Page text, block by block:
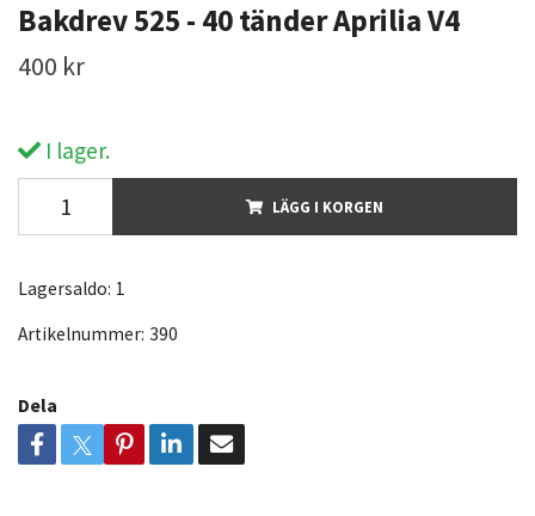
Bakdrev 525 - 40 tänder Aprilia V4
400 kr
I lager.
LÄGG I KORGEN
Lagersaldo: 1
Artikelnummer: 390
Dela